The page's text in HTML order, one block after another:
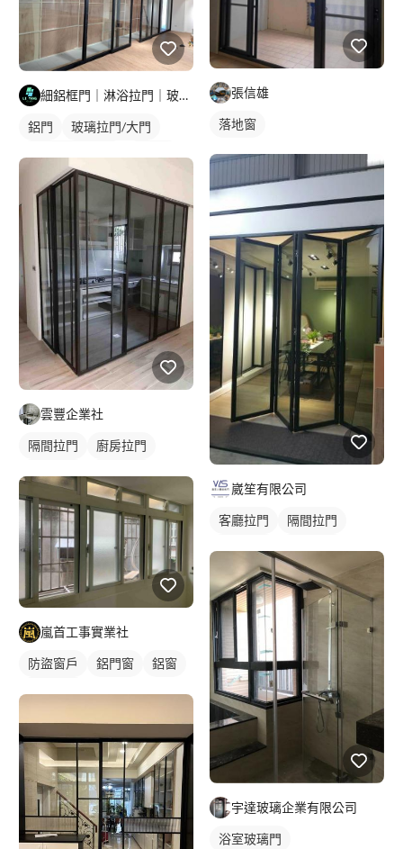
細鋁框門｜淋浴拉門｜玻璃明鏡｜鋁門窗工程
鋁門
玻璃拉門/大門
玻璃鋁門
雲豐企業社
隔間拉門
廚房拉門
玻璃隔間
嵐首工事實業社
防盜窗戶 鋁門窗
鋁窗
張信雄
落地窗
崴笙有限公司
客廳拉門
隔間拉門
宇達玻璃企業有限公司
浴室玻璃門